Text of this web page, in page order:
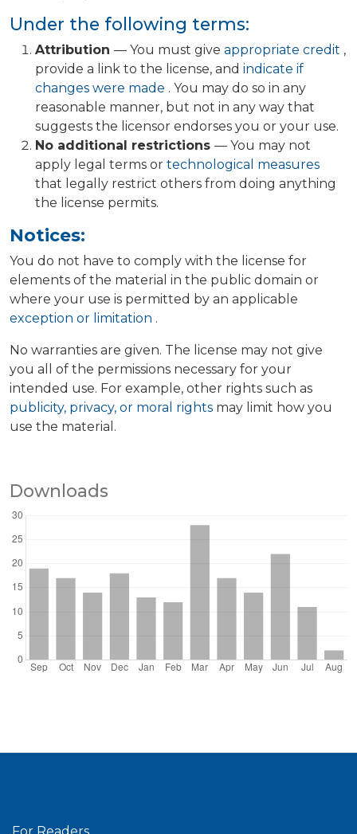
Under the following terms:
Attribution — You must give appropriate credit ,
provide a link to the license, and indicate if
changes were made . You may do so in any
reasonable manner, but not in any way that
suggests the licensor endorses you or your use.
No additional restrictions — You may not
apply legal terms or technological measures
that legally restrict others from doing anything
the license permits.
Notices:
You do not have to comply with the license for
elements of the material in the public domain or
where your use is permitted by an applicable
exception or limitation .
No warranties are given. The license may not give
you all of the permissions necessary for your
intended use. For example, other rights such as
publicity, privacy, or moral rights may limit how you
use the material.
Downloads